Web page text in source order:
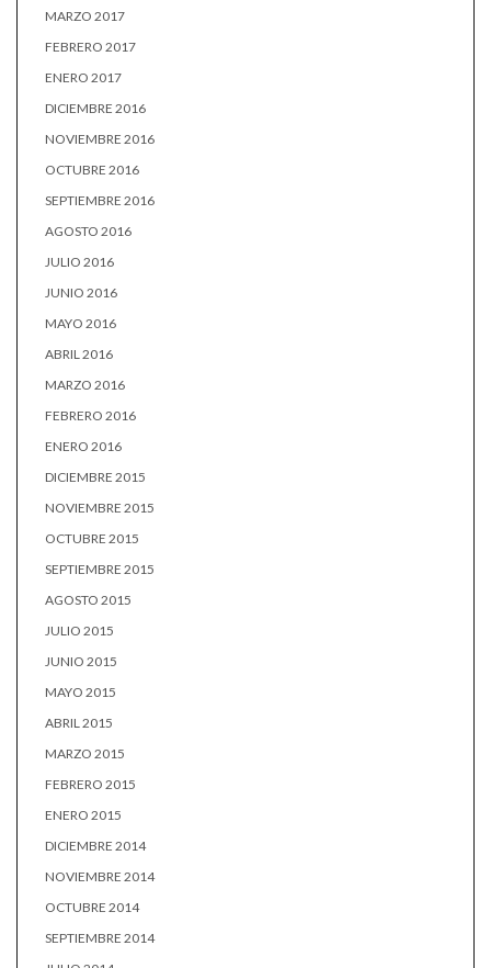
MARZO 2017
FEBRERO 2017
ENERO 2017
DICIEMBRE 2016
NOVIEMBRE 2016
OCTUBRE 2016
SEPTIEMBRE 2016
AGOSTO 2016
JULIO 2016
JUNIO 2016
MAYO 2016
ABRIL 2016
MARZO 2016
FEBRERO 2016
ENERO 2016
DICIEMBRE 2015
NOVIEMBRE 2015
OCTUBRE 2015
SEPTIEMBRE 2015
AGOSTO 2015
JULIO 2015
JUNIO 2015
MAYO 2015
ABRIL 2015
MARZO 2015
FEBRERO 2015
ENERO 2015
DICIEMBRE 2014
NOVIEMBRE 2014
OCTUBRE 2014
SEPTIEMBRE 2014